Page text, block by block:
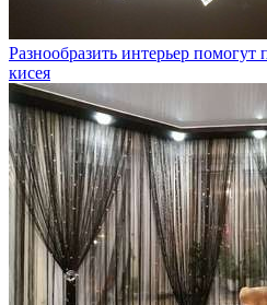
Разнообразить интерьер
кисея